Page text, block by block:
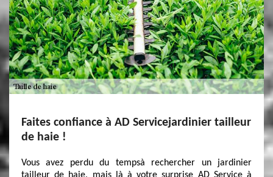
Faites confiance à AD Servicejardinier tailleur
de haie !
Vous avez perdu du tempsà rechercher un jardinier